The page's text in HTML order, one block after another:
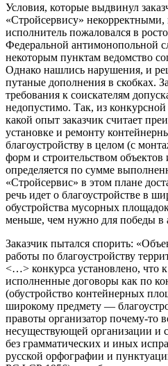
Условия, которые выдвинул
«Стройсервису»
исполнитель пожаловался в
Федеральной
некоторым пунктам ведомство
Однако нашлись нарушения, и
путаные дополнения в скобках.
требования к соискателям
недопустимо. Так, из
какой опыт заказчик считает
установке и ремонту
благоустройству в целом (с
форм и строительством
определяется по сумме
«Стройсервис» в этом плане
речь идет о благоустройстве в
обустройства мусорных
меньше, чем нужно для победы в
Заказчик пытался спорить:
работы по благоустройству
<…> конкурса установлено, что
исполненные договоры как по
(обустройство контейнерных
широкому предмету —
правоты организатор почему-то
несуществующей организации и
без грамматических и иных
русской орфографии и